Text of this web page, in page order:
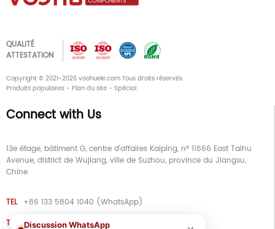
QUALITÉ
ATTESTATION
Copyright © 2021-2026 voohuele.com Tous droits réservés
Produits populaires - Plan du site - Spécial
Connect with Us
13e étage, bâtiment G, centre d'affaires Kaiping, n° 11666 East Taihu
Avenue, district de Wujiang, ville de Suzhou, province du Jiangsu,
Chine
TEL +86 133 5804 1040 (WhatsApp)
TEL
+86 180 2130 1136 / +86 133 3865 5578
Discussion WhatsApp